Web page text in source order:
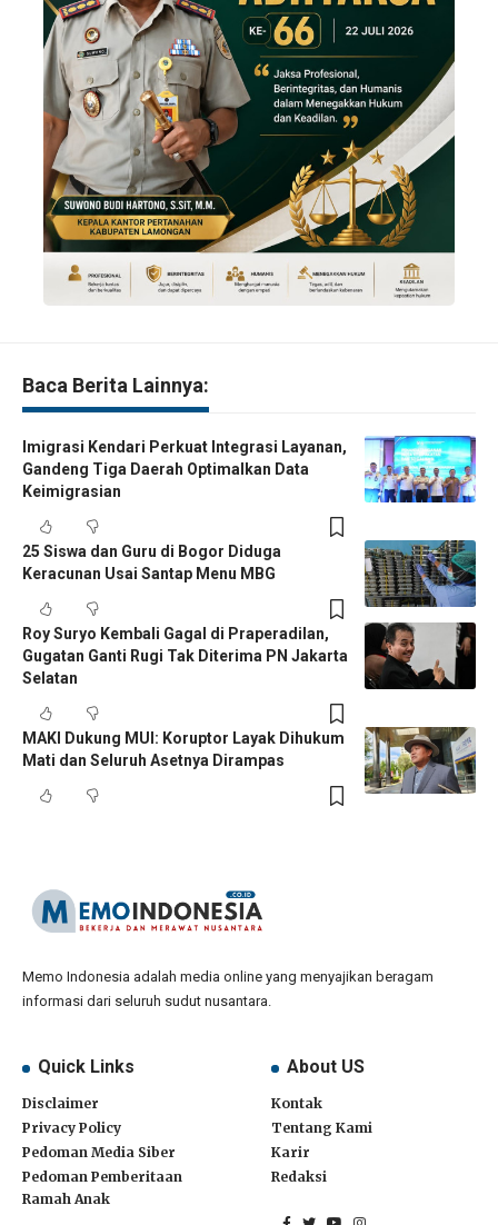
Baca Berita Lainnya:
Imigrasi Kendari Perkuat Integrasi Layanan,
Gandeng Tiga Daerah Optimalkan Data
Keimigrasian
25 Siswa dan Guru di Bogor Diduga
Keracunan Usai Santap Menu MBG
Roy Suryo Kembali Gagal di Praperadilan,
Gugatan Ganti Rugi Tak Diterima PN Jakarta
Selatan
MAKI Dukung MUI: Koruptor Layak Dihukum
Mati dan Seluruh Asetnya Dirampas
Memo Indonesia adalah media online yang menyajikan beragam
informasi dari seluruh sudut nusantara.
Quick Links
Disclaimer
Privacy Policy
Pedoman Media Siber
Pedoman Pemberitaan
Ramah Anak
About US
Kontak
Tentang Kami
Karir
Redaksi